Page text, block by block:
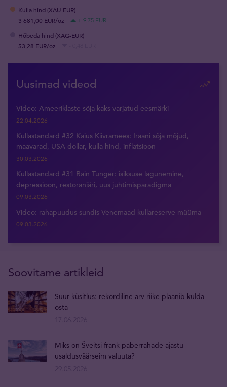
Kulla hind (XAU-EUR)
3 681,00 EUR/oz
+ 9,75 EUR
Hõbeda hind (XAG-EUR)
53,28 EUR/oz
Uusimad videod
Video: Ameeriklaste sõja kaks varjatud eesmärki
22.04.2026
Kullastandard #32 Kaius Kiivramees: Iraani sõja mõjud,
maavarad, USA dollar, kulla hind, inflatsioon
30.03.2026
Kullastandard #31 Rain Tunger: isiksuse lagunemine,
depressioon, restoraniäri, uus juhtimisparadigma
09.03.2026
Video: rahapuudus sundis Venemaad kullareserve müüma
09.03.2026
Soovitame artikleid
Suur küsitlus: rekordiline arv riike plaanib kulda
osta
17.06.2026
Miks on Šveitsi frank paberrahade ajastu
usaldusväärseim valuuta?
29.05.2026